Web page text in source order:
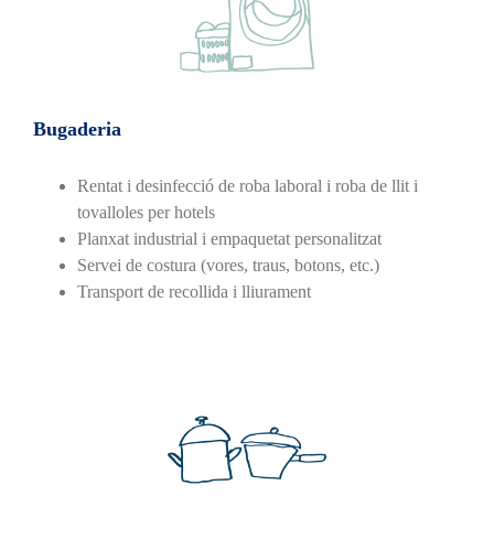
Bugaderia
Rentat i desinfecció de roba laboral i roba de llit i
tovalloles per hotels
Planxat industrial i empaquetat personalitzat
Servei de costura (vores, traus, botons, etc.)
Transport de recollida i lliurament